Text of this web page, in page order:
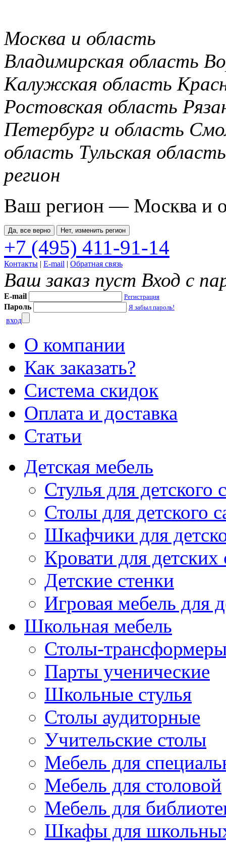
Москва и область
Владимирская область
Калужская область
Ростовская область
Петербург и область
область Тульская область
регион
Ваш регион — Москва и
Да, все верно Нет, изменить регион
+7 (495) 411-91-14
Контакты | E-mail | Обратная связь
Ваш заказ пуст Вход с
E-mail Регистрация
Пароль Я забыл пароль!
вход
О компании
Как заказать?
Система скидок
Оплата и доставка
Статьи
Детская мебель
Стулья для детского
Столы для детского
Шкафчики для
Кровати для детских
Детские стенки
Игровая мебель для
Школьная мебель
Столы-
Парты ученические
Школьные стулья
Столы аудиторные
Учительские столы
Мебель для
Мебель для столовой
Мебель для
Шкафы для